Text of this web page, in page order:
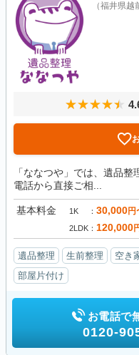
（福井県越
「ななつや」では、遺品
電話から直接ご相...
基本料金 1K 30,000円
2LDK 120,000
遺品整理 生前整理 空き
部屋片付け
お電話で
0120-